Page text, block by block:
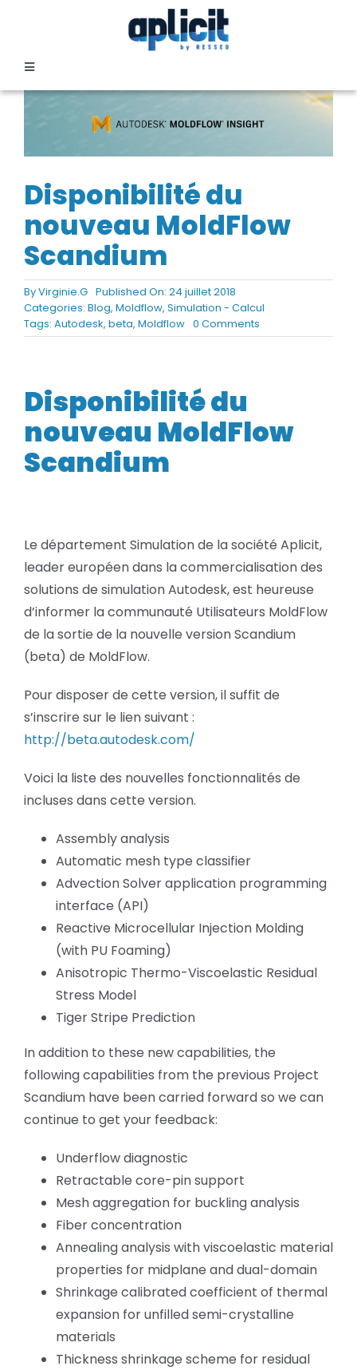
Toggle
Navigation
SECTEURS
FORMATION
TEMOIGNAGES
EVENEMENTS
SOCIETE
Rechercher:
Disponibilité du
nouveau MoldFlow
Scandium
ByVirginie.G Published On: 24 juillet 2018
Categories: Blog, Moldflow, Simulation - Calcul
Tags: Autodesk, beta, Moldflow 0 Commentson
Disponibilité
Disponibilité du
nouveau MoldFlow
Scandium
Le département Simulation de la société Aplicit,
leader européen dans la commercialisation des
solutions de simulation Autodesk, est heureuse
d’informer la communauté Utilisateurs MoldFlow
de la sortie de la nouvelle version Scandium
(beta) de MoldFlow.
Pour disposer de cette version, il suffit de
s’inscrire sur le lien suivant :
http://beta.autodesk.com/
Voici la liste des nouvelles fonctionnalités de
incluses dans cette version.
Assembly analysis
Automatic mesh type classifier
Advection Solver application programming
interface (API)
Reactive Microcellular Injection Molding
(with PU Foaming)
Anisotropic Thermo-Viscoelastic Residual
Stress Model
Tiger Stripe Prediction
In addition to these new capabilities, the
following capabilities from the previous Project
Scandium have been carried forward so we can
continue to get your feedback:
Underflow diagnostic
Retractable core-pin support
Mesh aggregation for buckling analysis
Fiber concentration
Annealing analysis with viscoelastic material
properties for midplane and dual-domain
Shrinkage calibrated coefficient of thermal
expansion for unfilled semi-crystalline
materials
Thickness shrinkage scheme for residual